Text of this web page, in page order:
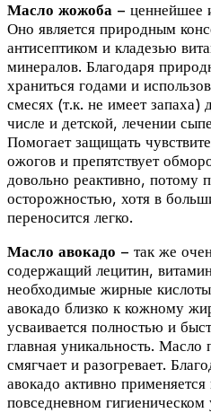
Масло жожоба – ценнейшее
Оно является природным
антисептиком и кладезью
минералов. Благодаря
храниться годами и
смесях (т.к. не имеет запаха)
числе и детской, лечении
Помогает защищать
ожогов и препятствует
довольно реактивно, потому
осторожностью, хотя в
переносится легко.
Масло авокадо – так же
содержащий лецитин,
необходимые жирные
авокадо близко к кожному
усваивается полностью и
главная уникальность. Масло
смягчает и разогревает.
авокадо активно
повседневном гигиеническом